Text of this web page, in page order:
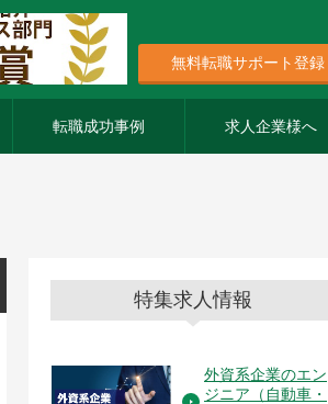
無料転職サポート登録
転職成功事例 求人企業様へ
特集求人情報
外資系企業のエン
ジニア（自動車・